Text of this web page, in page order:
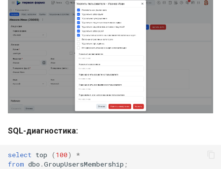
SQL-диагностика:
select top ( 100)
*
from dbo .GroupUsersMembership ;